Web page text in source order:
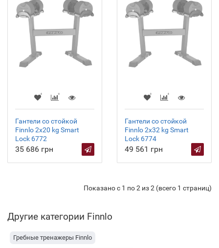
Гантели со стойкой
Finnlo 2х20 kg Smart
Lock 6772
35 686 грн
Гантели со стойкой
Finnlo 2х32 kg Smart
Lock 6774
49 561 грн
Показано с 1 по 2 из 2 (всего 1 страниц)
Другие категории Finnlo
Гребные тренажеры Finnlo